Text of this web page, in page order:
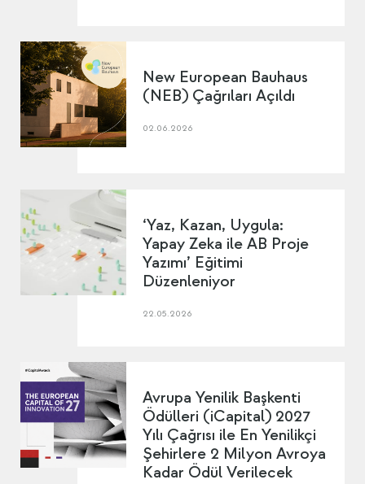
New European Bauhaus
(NEB) Çağrıları Açıldı
02.06.2026
‘Yaz, Kazan, Uygula:
Yapay Zeka ile AB Proje
Yazımı’ Eğitimi
Düzenleniyor
22.05.2026
Avrupa Yenilik Başkenti
Ödülleri (iCapital) 2027
Yılı Çağrısı ile En Yenilikçi
Şehirlere 2 Milyon Avroya
Kadar Ödül Verilecek